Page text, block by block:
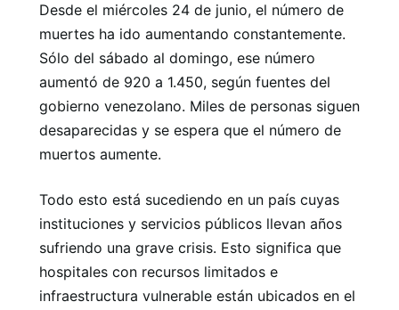
Desde el miércoles 24 de junio, el número de
muertes ha ido aumentando constantemente.
Sólo del sábado al domingo, ese número
aumentó de 920 a 1.450, según fuentes del
gobierno venezolano. Miles de personas siguen
desaparecidas y se espera que el número de
muertos aumente.
Todo esto está sucediendo en un país cuyas
instituciones y servicios públicos llevan años
sufriendo una grave crisis. Esto significa que
hospitales con recursos limitados e
infraestructura vulnerable están ubicados en el